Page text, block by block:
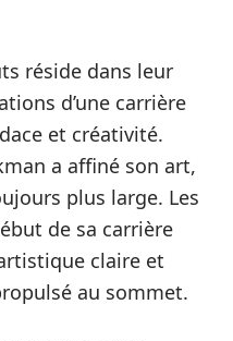
réside dans leur
d’une carrière
et créativité.
a affiné son art,
plus large. Les
de sa carrière
claire et
au sommet.